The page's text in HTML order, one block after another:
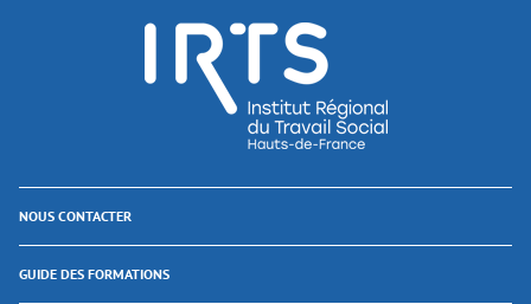
NOUS CONTACTER
GUIDE DES FORMATIONS